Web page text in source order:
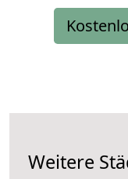
Weitere